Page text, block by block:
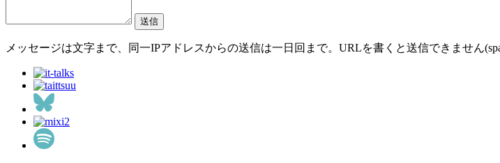
送信
メッセージは文字まで、同一IPアドレスからの送信は一日 回まで。URLを書くと送信できません